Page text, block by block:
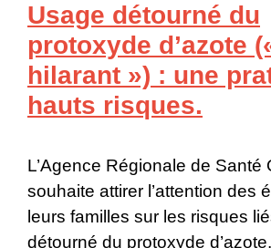
Usage détourné du
protoxyde d’azote
hilarant ») : une
hauts risques.
L’Agence Régionale de Santé
souhaite attirer l’attention des
leurs familles sur les risques
détourné du protoxyde